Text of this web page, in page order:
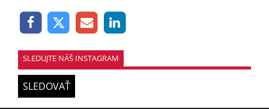
SLEDUJTE NÁŠ INSTAGRAM
SLEDOVAŤ